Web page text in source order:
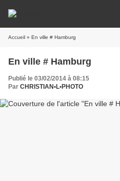
Accueil » En ville # Hamburg
En ville # Hamburg
Publié le 03/02/2014 à 08:15
Par CHRISTIAN•L•PHOTO